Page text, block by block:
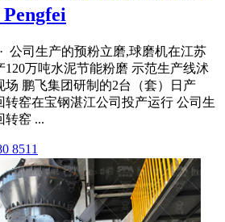
公司生产的预粉立磨,球磨机在江苏
120万吨水泥节能粉磨 示范生产线沭
场 鹏飞集团研制的2台（套）日产
转窑在宝钢湛江公司投产运行 公司生
转窑 ...
8511